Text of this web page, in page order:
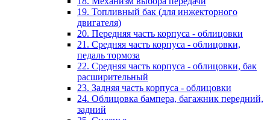
19. Топливный бак (для инжекторного
двигателя)
20. Передняя часть корпуса - облицовки
21. Средняя часть корпуса - облицовки,
педаль тормоза
22. Средняя часть корпуса - облицовки, бак
расширительный
23. Задняя часть корпуса - облицовки
24. Облицовка бампера, багажник передний,
задний